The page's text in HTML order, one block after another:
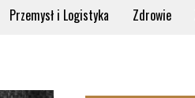
Przemysł i Logistyka Zdrowie